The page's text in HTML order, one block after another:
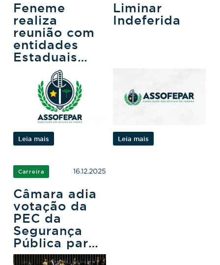
Feneme
realiza
reunião com
entidades
Estaduais
para tratar de
eleições e
proposta
legislativa
Leia mais
Liminar
Indeferida
Leia mais
Carreira 16.12.2025
Câmara adia
votação da
PEC da
Segurança
Pública para
ano que vem